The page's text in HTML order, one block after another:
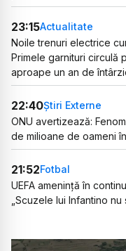
23:15Actualitate
Noile trenuri electrice
Primele garnituri circulă
aproape un an de
22:40Știri Externe
ONU avertizează:
de milioane de oameni
21:52Fotbal
UEFA amenință în
„Scuzele lui Infantino nu